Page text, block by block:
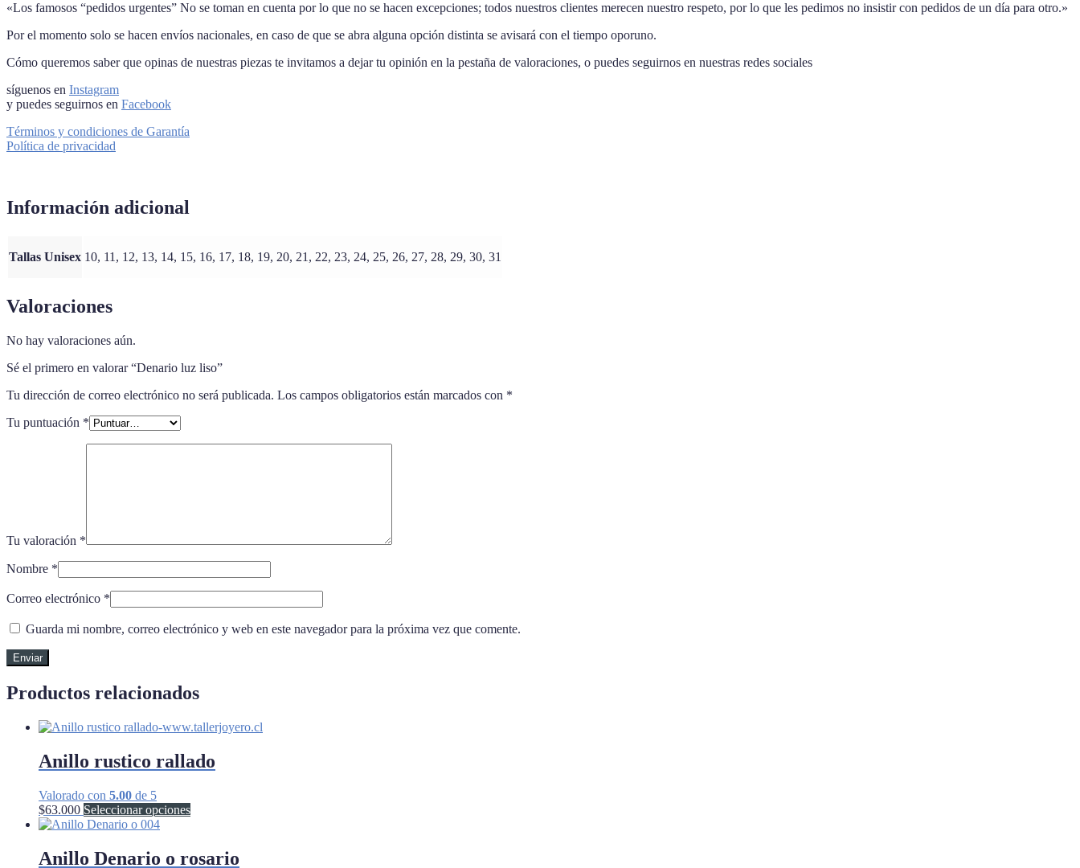
«Los famosos “pedidos urgentes” No se toman en cuenta por lo que no se hacen excepciones; todos nuestros clientes merecen nuestro respeto, por lo que les pedimos no insistir con pedidos de un día para otro.»
Por el momento solo se hacen envíos nacionales, en caso de que se abra alguna opción distinta se avisará con el tiempo oporuno.
Cómo queremos saber que opinas de nuestras piezas te invitamos a dejar tu opinión en la pestaña de valoraciones, o puedes seguirnos en nuestras redes sociales
síguenos en Instagram
y puedes seguirnos en Facebook
Términos y condiciones de Garantía
Política de privacidad
Información adicional
Tallas Unisex 10, 11, 12, 13, 14, 15, 16, 17, 18, 19, 20, 21, 22, 23, 24, 25, 26, 27, 28, 29, 30, 31
Valoraciones
No hay valoraciones aún.
Sé el primero en valorar “Denario luz liso”
Tu dirección de correo electrónico no será publicada. Los campos obligatorios están marcados con *
Tu puntuación *
Tu valoración *
Nombre *
Correo electrónico *
Guarda mi nombre, correo electrónico y web en este navegador para la próxima vez que comente.
Productos relacionados
Anillo rustico rallado
Valorado con 5.00 de 5
$63.000 Seleccionar opcionesEste
múltiples
Anillo Denario o rosario